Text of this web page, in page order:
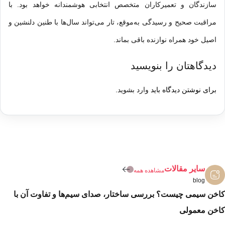
سازندگان و تعمیرکاران متخصص انتخابی هوشمندانه خواهد بود. با
مراقبت صحیح و رسیدگی به‌موقع، تار می‌تواند سال‌ها با طنین دلنشین و
اصیل خود همراه نوازنده باقی بماند.
دیدگاهتان را بنویسید
برای نوشتن دیدگاه باید وارد بشوید
سایر مقالات
blog
مشاهده همه
کاخن سیمی چیست؟ بررسی ساختار، صدای سیم‌ها و تفاوت آن با
کاخن معمولی